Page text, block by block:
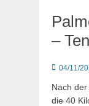
–
Posted
04/11/
Nach
die 40